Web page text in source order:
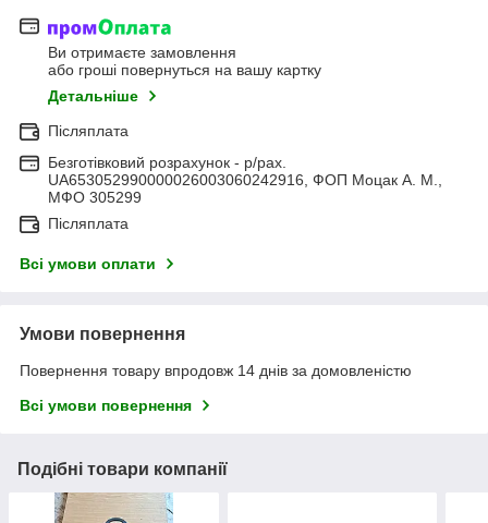
Ви отримаєте замовлення
або гроші повернуться на вашу картку
Детальніше
Післяплата
Безготівковий розрахунок - р/рах.
UA653052990000026003060242916, ФОП Моцак А. М.,
МФО 305299
Післяплата
Всі умови оплати
Умови повернення
Повернення товару впродовж 14 днів за домовленістю
Всі умови повернення
Подібні товари компанії